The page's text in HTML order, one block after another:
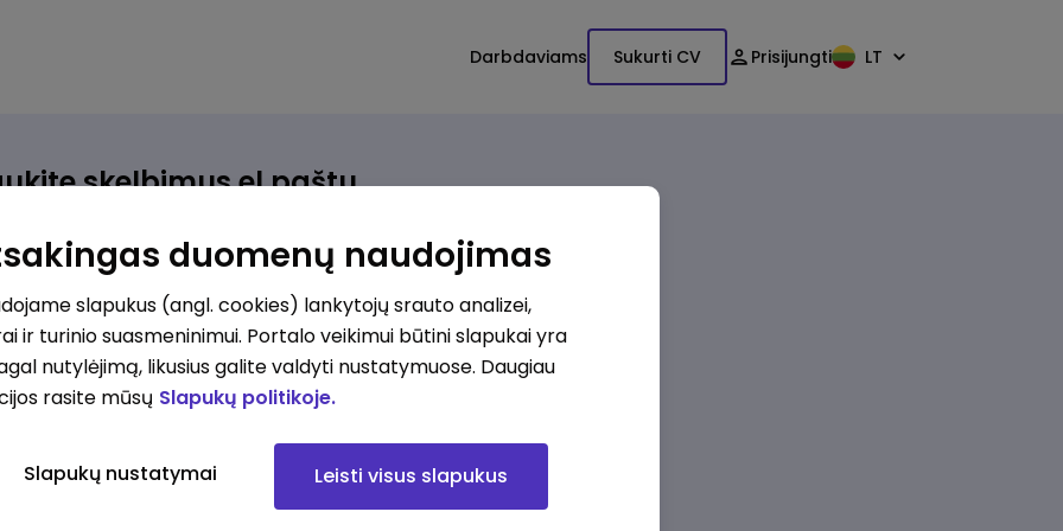
Darbdaviams Sukurti CV Prisijungti LT
skelbimus el.paštu
atsiras, iš karto gausite jį el. paštu.
ieškote darbo?*
Pridėti naują
Kokios srities darbo pasiūlymai jus domina?
Pridėti naują
duomenų naudojimas
slapukus (angl. cookies) lankytojų srauto analizei,
ir turinio suasmeninimui. Portalo veikimui būtini slapukai yra
nutylėjimą, likusius galite valdyti nustatymuose. Daugiau
rasite mūsų Slapukų politikoje.
Slapukų nustatymai Leisti visus slapukus